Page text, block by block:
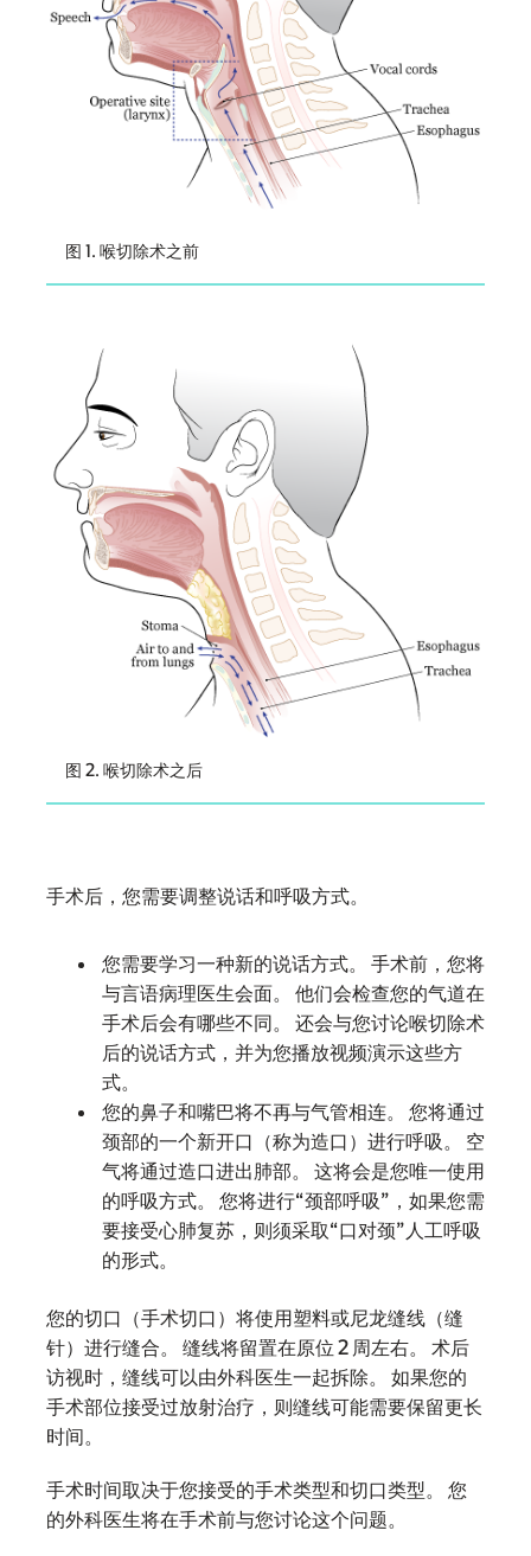
图 1. 喉切除术之前
图 2. 喉切除术之后
手术后，您需要调整说话和呼吸方式。
您需要学习一种新的说话方式。 手术前，您将
与言语病理医生会面。 他们会检查您的气道在
手术后会有哪些不同。 还会与您讨论喉切除术
后的说话方式，并为您播放视频演示这些方
式。
您的鼻子和嘴巴将不再与气管相连。 您将通过
颈部的一个新开口（称为造口）进行呼吸。 空
气将通过造口进出肺部。 这将会是您唯一使用
的呼吸方式。 您将进行“颈部呼吸”，如果您需
要接受心肺复苏，则须采取“口对颈”人工呼吸
的形式。
您的切口（手术切口）将使用塑料或尼龙缝线（缝
针）进行缝合。 缝线将留置在原位 2 周左右。 术后
访视时，缝线可以由外科医生一起拆除。 如果您的
手术部位接受过放射治疗，则缝线可能需要保留更长
时间。
手术时间取决于您接受的手术类型和切口类型。 您
的外科医生将在手术前与您讨论这个问题。